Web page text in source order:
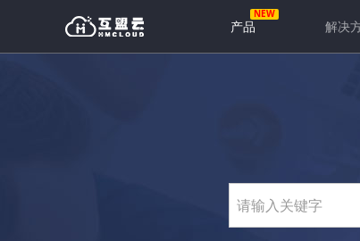
产品 解决